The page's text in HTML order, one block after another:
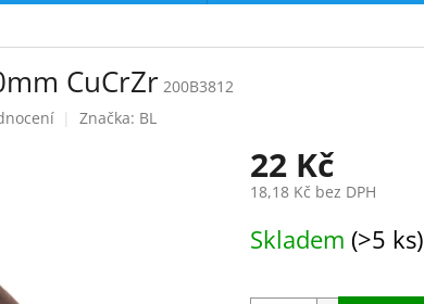
CuCrZr 200B3812
Značka: BL
22 Kč
18,18 Kč bez DPH
cena:
Skladem (>5 ks)